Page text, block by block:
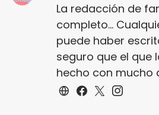
La redacción de
completo...
puede haber
seguro que el que
hecho con mucho